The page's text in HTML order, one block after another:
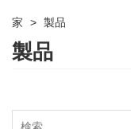
家 > 製品
製品